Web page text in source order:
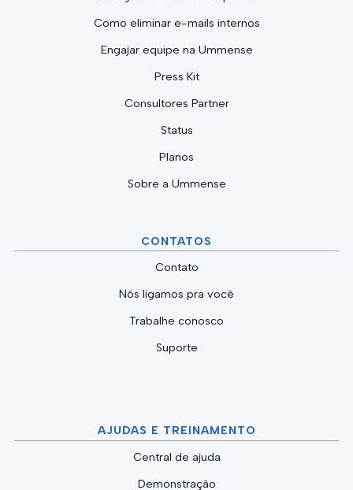
Como eliminar e-mails internos
Engajar equipe na Ummense
Press Kit
Consultores Partner
Status
Planos
Sobre a Ummense
CONTATOS
Contato
Nós ligamos pra você
Trabalhe conosco
Suporte
AJUDAS E TREINAMENTO
Central de ajuda
Demonstração